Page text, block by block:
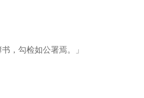
，勾检如公署焉。」